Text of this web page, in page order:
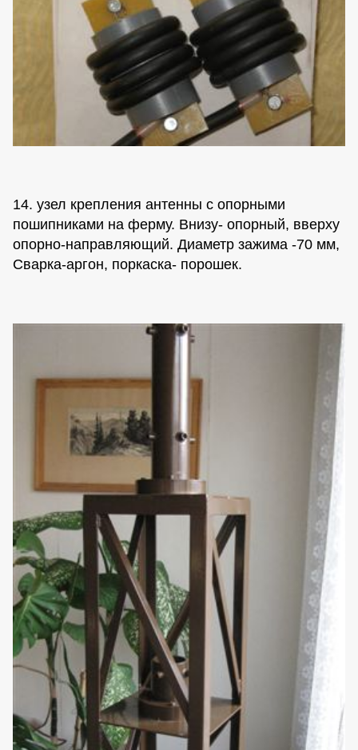
14. узел крепления антенны с опорными
пошипниками на ферму. Внизу- опорный, вверху
опорно-направляющий. Диаметр зажима -70 мм,
Сварка-аргон, поркаска- порошек.